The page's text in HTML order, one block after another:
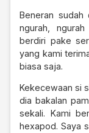
Beneran
ngurah,
berdiri pake
yang kami
biasa saja.
Kekecewaan si
dia bakalan
sekali. Kami
hexapod. Saya